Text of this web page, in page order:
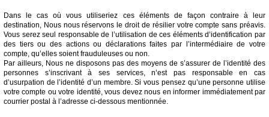
Dans le cas où vous utiliseriez ces éléments de façon contraire à leur
destination, Nous nous réservons le droit de résilier votre compte sans préavis.
Vous serez seul responsable de l’utilisation de ces éléments d’identification par
des tiers ou des actions ou déclarations faites par l’intermédiaire de votre
compte, qu’elles soient frauduleuses ou non.
Par ailleurs, Nous ne disposons pas des moyens de s’assurer de l’identité des
personnes s’inscrivant à ses services, n’est pas responsable en cas
d’usurpation de l’identité d’un membre. Si vous pensez qu’une personne utilise
votre compte ou votre identité, vous devez nous en informer immédiatement par
courrier postal à l’adresse ci-dessous mentionnée.